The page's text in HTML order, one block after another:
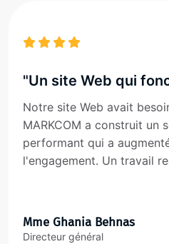
"Un site Web qui
Notre site Web avait
MARKCOM a construit un
performant qui a
l'engagement. Un travail
Mme Ghania Behnas
Directeur général